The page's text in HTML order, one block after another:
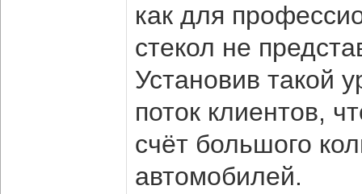
как для
стекол не
Установив такой
поток клиентов,
счёт большого
автомобилей.